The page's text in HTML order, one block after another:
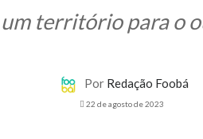
território para o
Por Redação Foobá
22 de agosto de 2023